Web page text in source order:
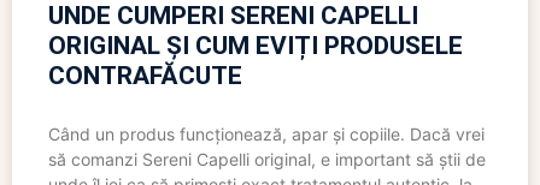
UNDE CUMPERI SERENI CAPELLI
ORIGINAL ȘI CUM EVIȚI PRODUSELE
CONTRAFĂCUTE
Când un produs funcționează, apar și copiile. Dacă vrei
să comanzi Sereni Capelli original, e important să știi de